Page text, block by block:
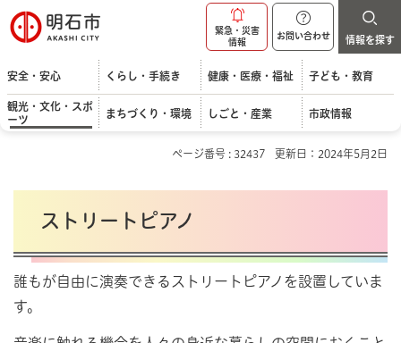
明石市
緊急・災害
情報
お問い合わせ 情報を探す
安全・安心 くらし・手続き 健康・医療・福祉 子ども・教育
観光・文化・スポ
ーツ
まちづくり・環境 しごと・産業 市政情報
ページ番号 : 32437 更新日：2024年5月2日
ストリートピアノ
誰もが自由に演奏できるストリートピアノを設置していま
す。